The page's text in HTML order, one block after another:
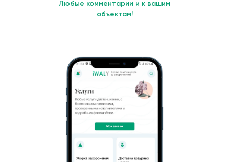
Любые комментарии и к вашим
объектам!